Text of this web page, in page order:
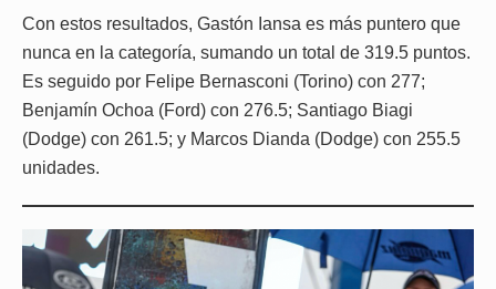
Con estos resultados, Gastón Iansa es más puntero que
nunca en la categoría, sumando un total de 319.5 puntos.
Es seguido por Felipe Bernasconi (Torino) con 277;
Benjamín Ochoa (Ford) con 276.5; Santiago Biagi
(Dodge) con 261.5; y Marcos Dianda (Dodge) con 255.5
unidades.